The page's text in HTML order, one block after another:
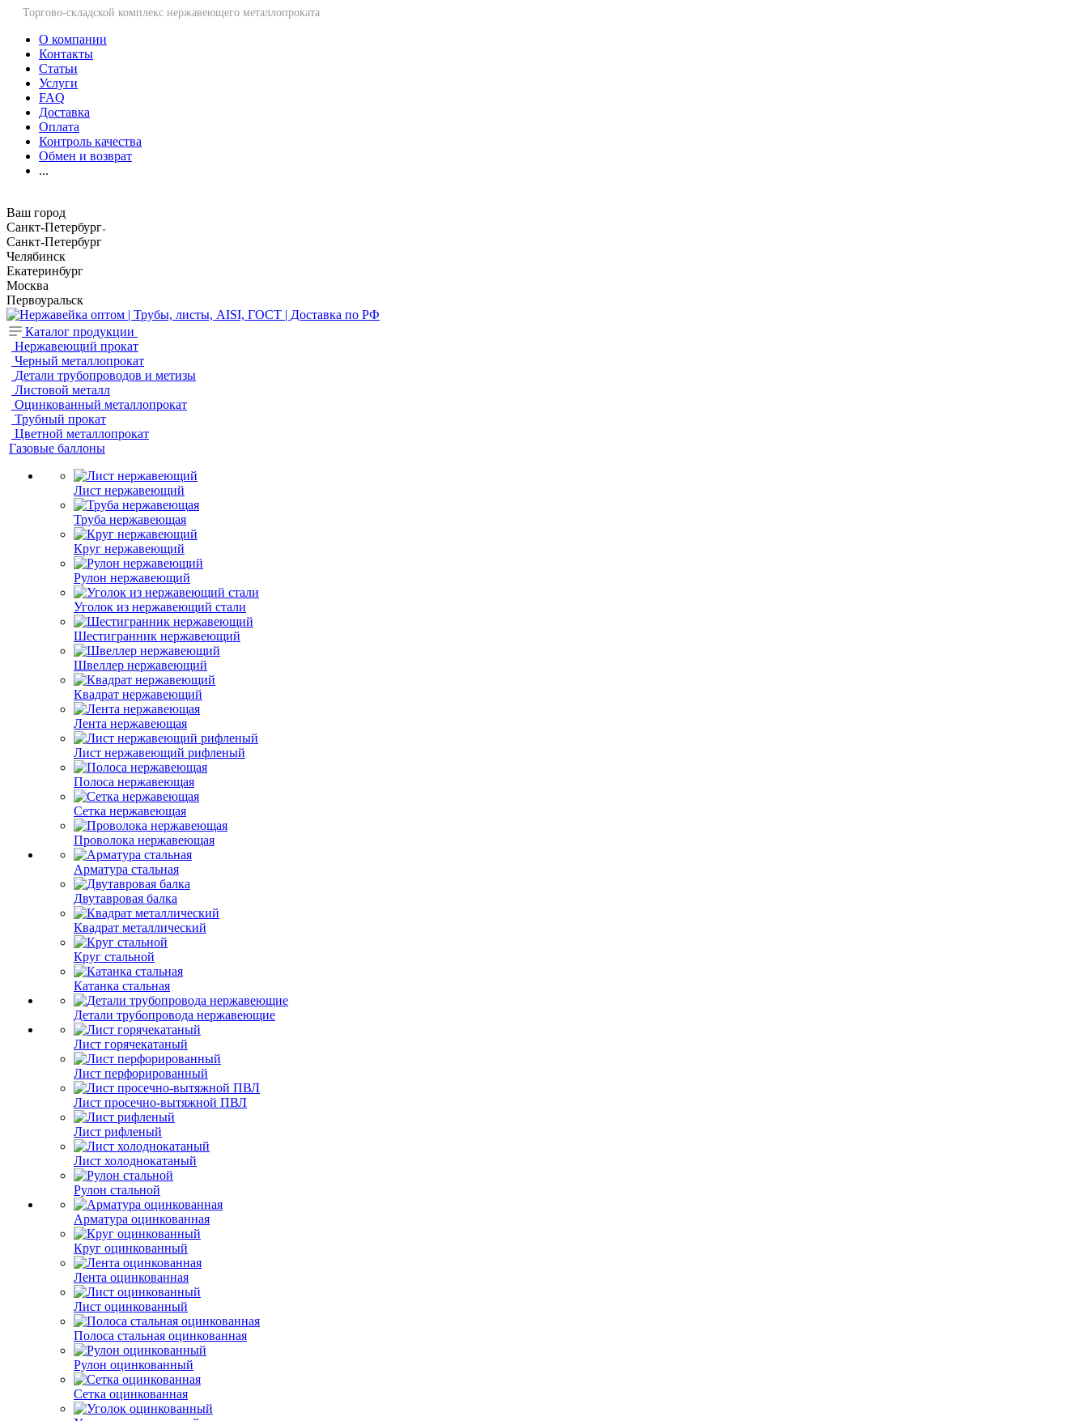
Торгово-складской комплекс нержавеющего металлопроката
О компании
Контакты
Статьи
Услуги
FAQ
Доставка
Оплата
Контроль качества
Обмен и возврат
...
Ваш город
Санкт-Петербург
Санкт-Петербург
Челябинск
Екатеринбург
Москва
Первоуральск
Каталог продукции
Нержавеющий прокат
Черный металлопрокат
Детали трубопроводов и метизы
Листовой металл
Оцинкованный металлопрокат
Трубный прокат
Цветной металлопрокат
Газовые баллоны
Лист нержавеющий
Труба нержавеющая
Круг нержавеющий
Рулон нержавеющий
Уголок из нержавеющий стали
Шестигранник нержавеющий
Швеллер нержавеющий
Квадрат нержавеющий
Лента нержавеющая
Лист нержавеющий рифленый
Полоса нержавеющая
Сетка нержавеющая
Проволока нержавеющая
Арматура стальная
Двутавровая балка
Квадрат металлический
Круг стальной
Катанка стальная
Детали трубопровода нержавеющие
Лист горячекатаный
Лист перфорированный
Лист просечно-вытяжной ПВЛ
Лист рифленый
Лист холоднокатаный
Рулон стальной
Арматура оцинкованная
Круг оцинкованный
Лента оцинкованная
Лист оцинкованный
Полоса стальная оцинкованная
Рулон оцинкованный
Сетка оцинкованная